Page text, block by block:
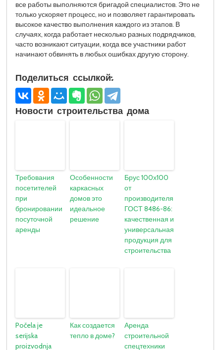
все работы выполняются бригадой специалистов. Это не
только ускоряет процесс, но и позволяет гарантировать
высокое качество выполнения каждого из этапов. В
случаях, когда работает несколько разных подрядчиков,
часто возникают ситуации, когда все участники работ
начинают обвинять в любых ошибках другую сторону.
Поделиться ссылкой:
Новости строительства дома
Требования
посетителей
при
бронировании
посуточной
аренды
Особенности
каркасных
домов это
идеальное
решение
Брус 100х100
от
производителя
ГОСТ 8486-86:
качественная и
универсальная
продукция для
строительства
Počela je
serijska
proizvodnja
Как создается
тепло в доме?
Аренда
строительной
спецтехники